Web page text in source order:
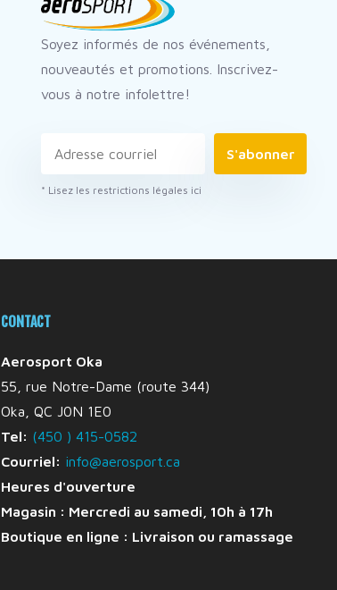
Soyez informés de nos événements,
nouveautés et promotions. Inscrivez-
vous à notre infolettre!
S'abonner
* Lisez les restrictions légales ici
CONTACT
Aerosport Oka
55, rue Notre-Dame (route 344)
Oka, QC J0N 1E0
Tel: (450 ) 415-0582
Courriel: info@aerosport.ca
Heures d'ouverture
Magasin : Mercredi au samedi, 10h à 17h
Boutique en ligne : Livraison ou ramassage